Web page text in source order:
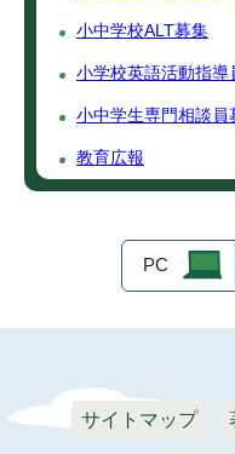
小中学校ALT募集
小学校英語活動指導
小中学生専門相談員
教育広報
PC
サイトマップ